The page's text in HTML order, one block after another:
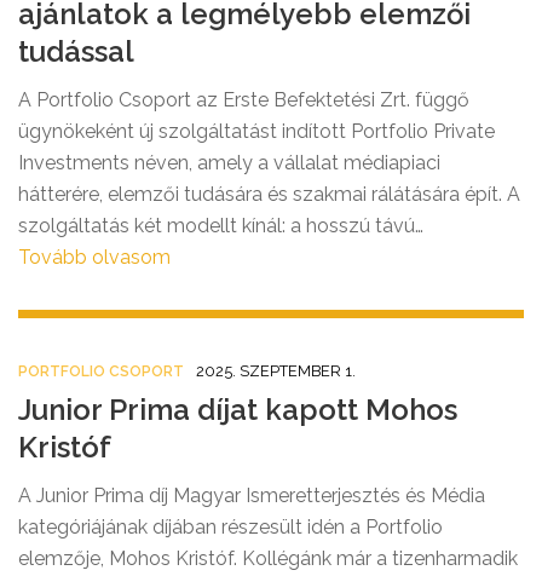
ajánlatok a legmélyebb elemzői
tudással
A Portfolio Csoport az Erste Befektetési Zrt. függő
ügynökeként új szolgáltatást indított Portfolio Private
Investments néven, amely a vállalat médiapiaci
hátterére, elemzői tudására és szakmai rálátására épít. A
szolgáltatás két modellt kínál: a hosszú távú
vagyongondozásra fókuszáló Private Investort és az
egyediségét pedig a személyes kapcsolattartás, az
mintegy 700 befektetési alapból álló kínálat és a két
évtizedes tapasztalattal rendelkező szakmai stáb adja.
Tovább olvasom
PORTFOLIO CSOPORT 2025. SZEPTEMBER 1.
Junior Prima díjat kapott Mohos
Kristóf
A Junior Prima díj Magyar Ismeretterjesztés és Média
kategóriájának díjában részesült idén a Portfolio
elemzője, Mohos Kristóf. Kollégánk már a tizenharmadik